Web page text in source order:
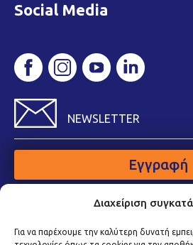
Διαχείριση
Για να παρέχουμε την καλύτερη δυνατή
Social Media
NEWSLETTER
Εγγραφή